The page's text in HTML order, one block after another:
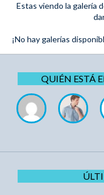
Estas viendo la galería
¡No hay galerías
QUIÉN ESTÁ